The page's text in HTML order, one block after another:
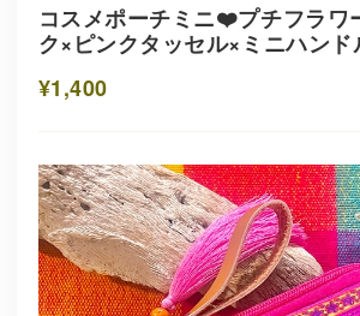
コスメポーチミニ❤️プチフラワ
ク×ピンクタッセル×ミニハンド
¥1,400